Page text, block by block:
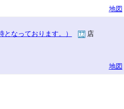
地図
なっております。）
店
地図